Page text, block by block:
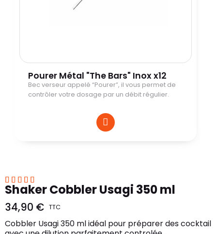
Pourer Métal "The Bars" Inox x12
Bec verseur appelé “Pourer”, il vous permet de
contrôler votre dosage par un débit régulier.
    
Shaker Cobbler Usagi 350 ml
34,90 € TTC
Cobbler Usagi 350 ml idéal pour préparer des cocktail